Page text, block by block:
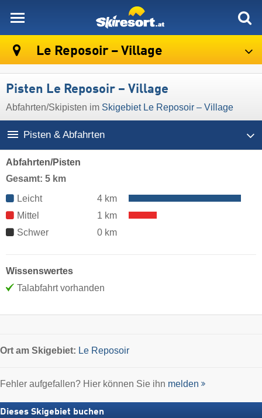
Le Reposoir – Village
Pisten Le Reposoir – Village
Abfahrten/Skipisten im Skigebiet Le Reposoir – Village
Pisten & Abfahrten
Abfahrten/Pisten
Gesamt: 5 km
Leicht
4 km
Mittel
1 km
Schwer
0 km
Wissenswertes
Talabfahrt vorhanden
Ort am Skigebiet: Le Reposoir
Fehler aufgefallen? Hier können Sie ihn melden
Dieses Skigebiet buchen